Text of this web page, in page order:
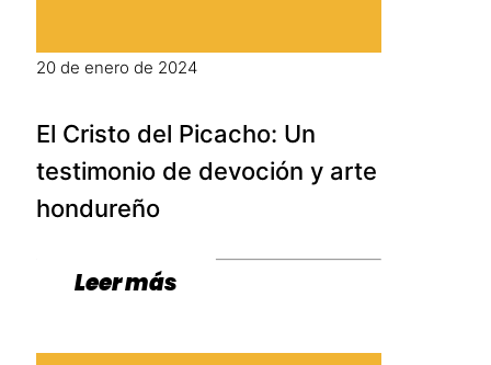
20 de enero de 2024
El Cristo del Picacho: Un
testimonio de devoción y arte
hondureño
Leer más